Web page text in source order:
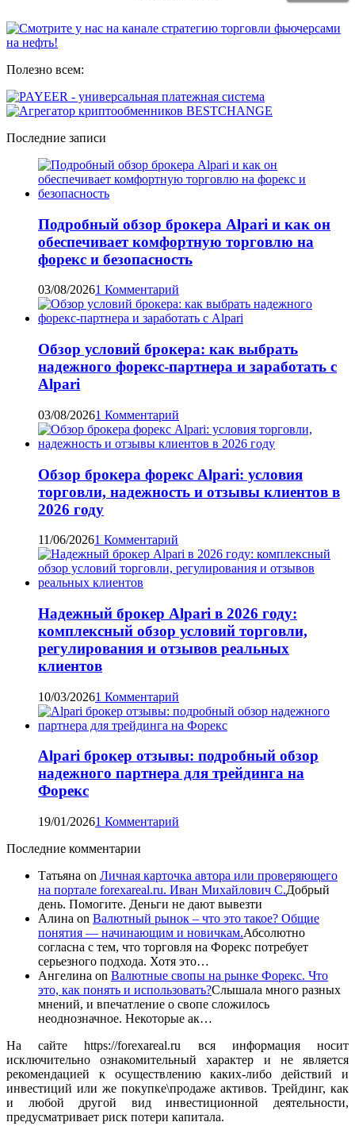
Полезно всем:
Последние записи
Подробный обзор брокера Alpari и как он
обеспечивает комфортную торговлю на
форекс и безопасность
03/08/20261 Комментарий
Обзор условий брокера: как выбрать
надежного форекс-партнера и заработать с
Alpari
03/08/20261 Комментарий
Обзор брокера форекс Alpari: условия
торговли, надежность и отзывы клиентов в
2026 году
11/06/20261 Комментарий
Надежный брокер Alpari в 2026 году:
комплексный обзор условий торговли,
регулирования и отзывов реальных
клиентов
10/03/20261 Комментарий
Alpari брокер отзывы: подробный обзор
надежного партнера для трейдинга на
Форекс
19/01/20261 Комментарий
Последние комментарии
Татьяна on Личная карточка автора или проверяющего
на портале forexareal.ru. Иван Михайлович С.Добрый
день. Помогите. Деньги не дают вывезти
Алина on Валютный рынок – что это такое? Общие
понятия — начинающим и новичкам.Абсолютно
согласна с тем, что торговля на Форекс потребует
серьезного подхода. Хотя это…
Ангелина on Валютные свопы на рынке Форекс. Что
это, как понять и использовать?Слышала много разных
мнений, и впечатление о свопе сложилось
неоднозначное. Некоторые ак…
На сайте https://forexareal.ru вся информация носит
исключительно ознакомительный характер и не является
рекомендацией к осуществлению каких-либо действий и
инвестиций или же покупке\продаже активов. Трейдинг, как
и любой другой вид инвестиционной деятельности,
предусматривает риск потери капитала.